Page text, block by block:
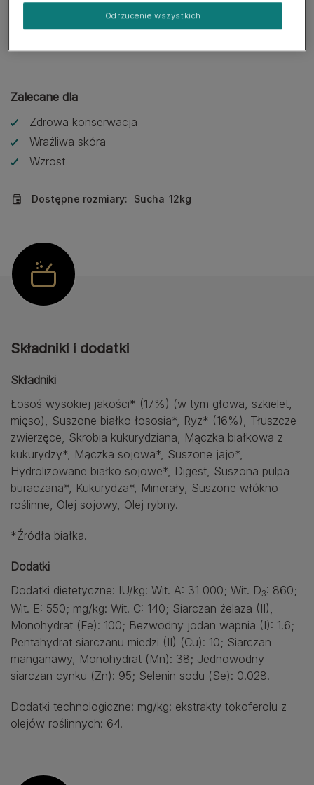
odżywczych, które pomagają
wspierać zdrowe stawy i aktywny tryb
Zalecane dla
Zdrowa konserwacja
Wrażliwa skóra
Wzrost
Dostępne rozmiary: Sucha 12kg
Składniki i dodatki
Składniki
Łosoś wysokiej jakości* (17%) (w tym głowa, szkielet,
mięso), Suszone białko łososia*, Ryż* (16%), Tłuszcze
zwierzęce, Skrobia kukurydziana, Mączka białkowa z
kukurydzy*, Mączka sojowa*, Suszone jajo*,
Hydrolizowane białko sojowe*, Digest, Suszona pulpa
buraczana*, Kukurydza*, Minerały, Suszone włókno
roślinne, Olej sojowy, Olej rybny.
*Źródła białka.
Dodatki
Dodatki dietetyczne: IU/kg: Wit. A: 31 000; Wit. D3: 860;
Wit. E: 550; mg/kg: Wit. C: 140; Siarczan żelaza (II),
Monohydrat (Fe): 100; Bezwodny jodan wapnia (I): 1.6;
Pentahydrat siarczanu miedzi (II) (Cu): 10; Siarczan
manganawy, Monohydrat (Mn): 38; Jednowodny
siarczan cynku (Zn): 95; Selenin sodu (Se): 0.028.
Dodatki technologiczne: mg/kg: ekstrakty tokoferolu z
olejów roślinnych: 64.
Odrzucenie wszystkich